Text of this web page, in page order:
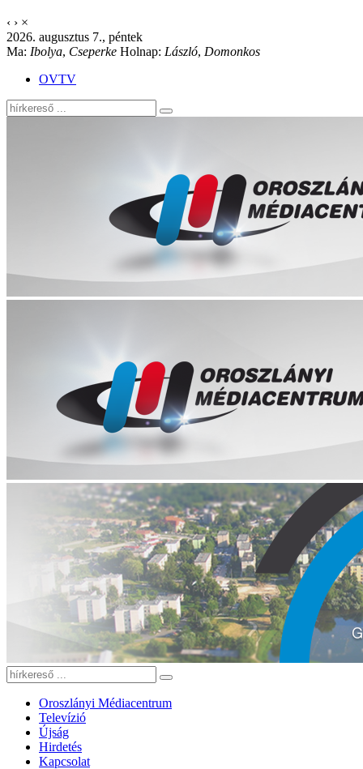
‹ › ×
2026. augusztus 7., péntek
Ma: Ibolya, Cseperke Holnap: László, Domonkos
OVTV
Oroszlányi Médiacentrum
Televízió
Újság
Hirdetés
Kapcsolat